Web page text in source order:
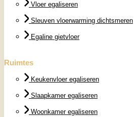
Vloer egaliseren
Sleuven vloerwarming dichtsmeren
Egaline gietvloer
Ruimtes
Keukenvloer egaliseren
Slaapkamer egaliseren
Woonkamer egaliseren